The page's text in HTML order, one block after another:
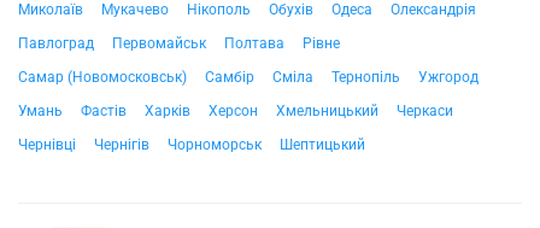
Миколаїв
Мукачево Нікополь Обухів Одеса
Олександрія
Павлоград
Первомайськ Полтава
Рівне
Самар (Новомосковськ)
Самбір Сміла Тернопіль
Ужгород
Умань
Фастів Харків Херсон Хмельницький
Черкаси
Чернівці
Чернігів Чорноморськ Шептицький